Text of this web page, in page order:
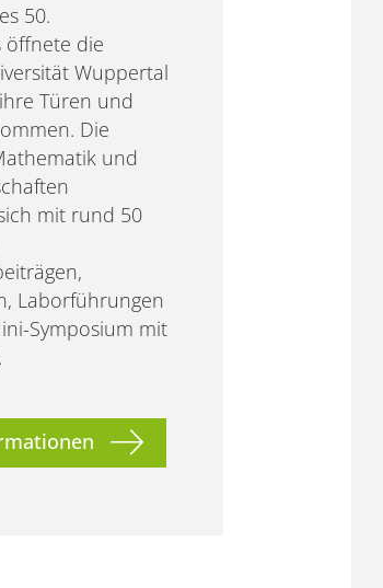
50.
öffnete die
Wuppertal
Türen und
Die
und
mit rund 50
Laborführungen
Symposium mit